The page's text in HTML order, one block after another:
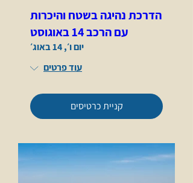
הדרכת נהיגה בשטח והיכרות
עם הרכב 14 באוגוסט
יום ו׳, 14 באוג׳
עוד פרטים
קניית כרטיסים